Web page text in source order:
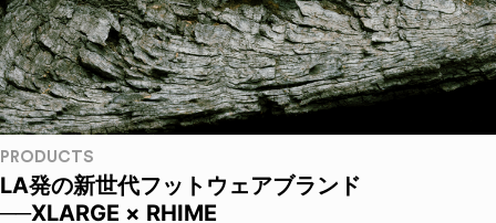
PRODUCTS
LA発の新世代フットウェアブランド
──XLARGE × RHIME